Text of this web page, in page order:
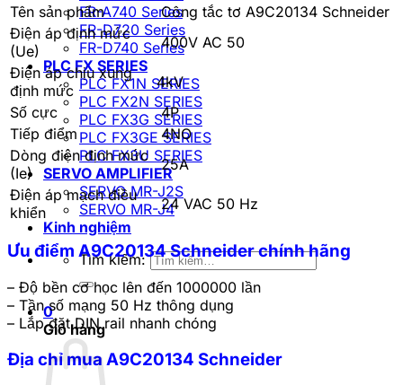
FR-A740 Series
FR-D720 Series
FR-D740 Series
PLC FX SERIES
PLC FX1N SERIES
PLC FX2N SERIES
PLC FX3G SERIES
PLC FX3GE SERIES
PLC FX3U SERIES
SERVO AMPLIFIER
SERVO MR-J2S
SERVO MR-J4
Kinh nghiệm
Tìm kiếm:
0
Giỏ hàng
Tên sản phẩm
Công tắc tơ A9C20134 Schneider
Điện áp định mức
(Ue)
400V AC 50
Điện áp chịu xung
định mức
4kV
Số cực
4P
Tiếp điểm
4NO
Dòng điện định mức
(Ie)
25A
Điện áp mạch điều
khiển
24 VAC 50 Hz
Ưu điểm A9C20134 Schneider chính hãng
– Độ bền cơ học lên đến 1000000 lần
– Tần số mạng 50 Hz thông dụng
– Lắp đặt DIN rail nhanh chóng
Địa chỉ mua A9C20134 Schneider